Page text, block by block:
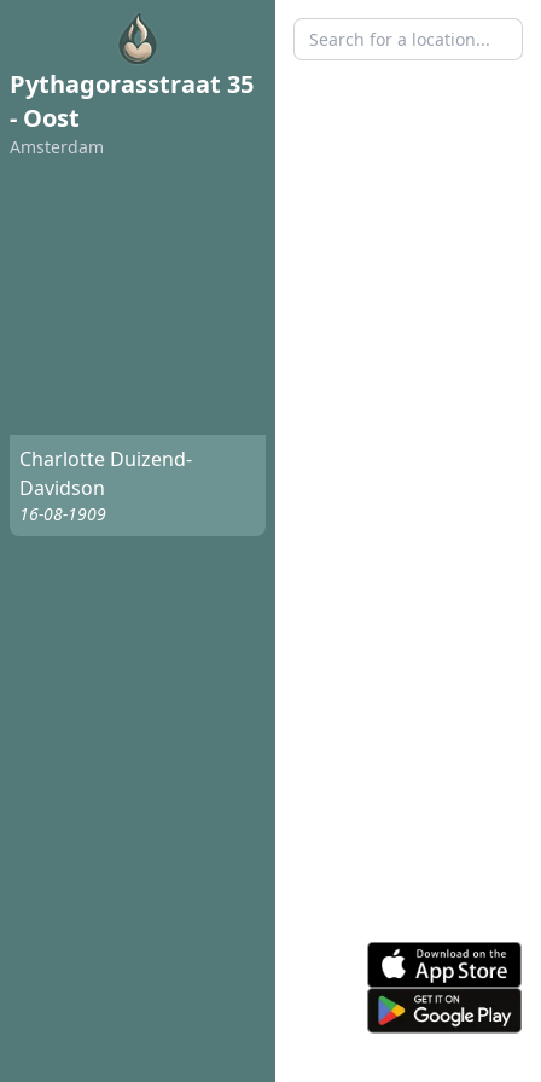
Pythagorasstraat 35
- Oost
Amsterdam
Charlotte Duizend-
Davidson
16-08-1909